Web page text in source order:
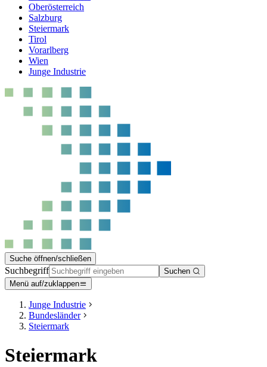
Oberösterreich
Salzburg
Steiermark
Tirol
Vorarlberg
Wien
Junge Industrie
Suche öffnen/schließen
Suchbegriff
Suchen
Menü auf/zuklappen
Junge Industrie
Bundesländer
Steiermark
Steiermark